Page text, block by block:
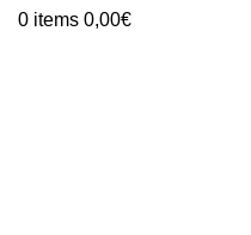
0 items 0,00€